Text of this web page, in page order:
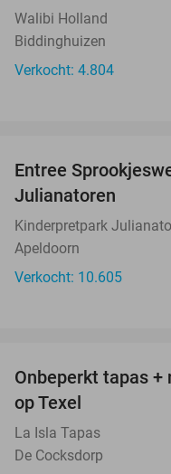
Walibi Holland
Biddinghuizen
Verkocht: 4.804
Entree
Julianatoren
Kinderpretpark
Apeldoorn
Verkocht: 10.605
Onbeperkt tapas +
op Texel
La Isla Tapas
De Cocksdorp